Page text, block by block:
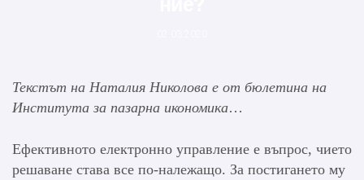
Текстът на Наталия Николова е от бюлетина на
Института за пазарна икономика…
Ефективното електронно управление е въпрос, чието
решаване става все по-належащо. За постигането му